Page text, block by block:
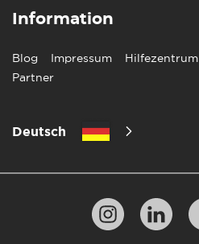
Information
Blog Impressum Hilfezentrum
Partner
Deutsch